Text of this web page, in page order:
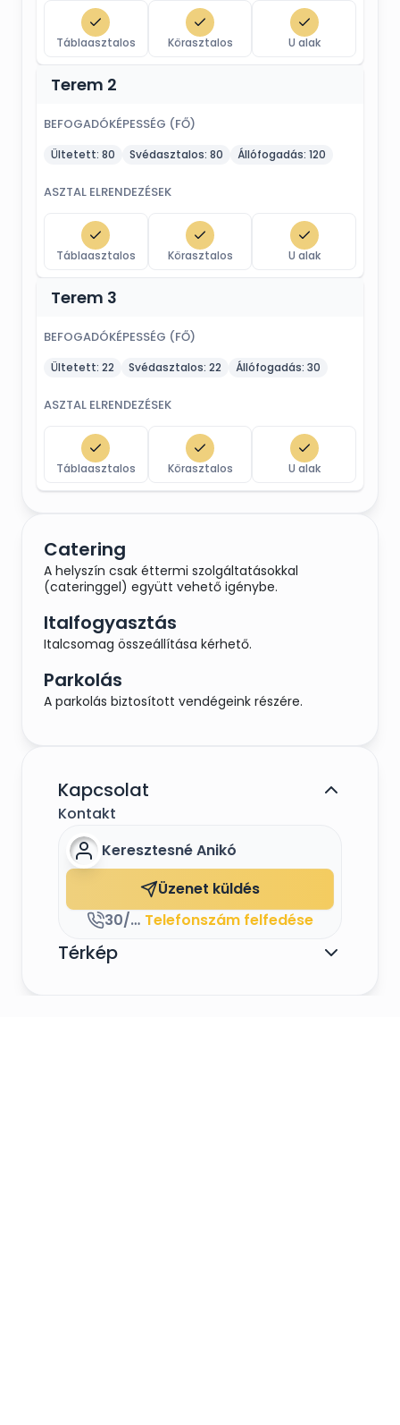
Táblaasztalos Körasztalos U alak
Terem 2
BEFOGADÓKÉPESSÉG (FŐ)
Ültetett: 80 Svédasztalos: 80 Állófogadás: 120
ASZTAL ELRENDEZÉSEK
Táblaasztalos Körasztalos U alak
Terem 3
BEFOGADÓKÉPESSÉG (FŐ)
Ültetett: 22 Svédasztalos: 22 Állófogadás: 30
ASZTAL ELRENDEZÉSEK
Táblaasztalos Körasztalos U alak
Catering
A helyszín csak éttermi szolgáltatásokkal
(cateringgel) együtt vehető igénybe.
Italfogyasztás
Italcsomag összeállítása kérhető.
Parkolás
A parkolás biztosított vendégeink részére.
Kapcsolat
Kontakt
Keresztesné Anikó
Üzenet küldés
30/919-2555 Telefonszám felfedése
Térkép